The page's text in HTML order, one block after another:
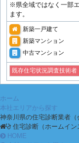
※県全域ではなく一部
ます。
新築一戸建て
新築マンション
中古マンション
既存住宅状況調査技術者
ホーム
本社エリアから探す
神奈川県の住宅診断業者（
住宅診断（ホームイ
HOME